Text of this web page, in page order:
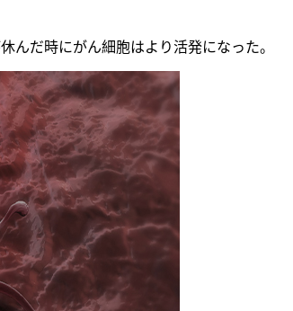
んだ時にがん細胞はより活発になった。